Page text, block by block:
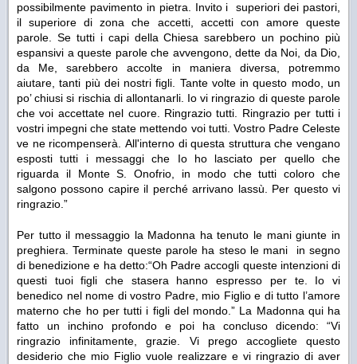
possibilmente pavimento in pietra. Invito i superiori dei pastori,
il superiore di zona che accetti, accetti con amore queste
parole. Se tutti i capi della Chiesa sarebbero un pochino più
espansivi a queste parole che avvengono, dette da Noi, da Dio,
da Me, sarebbero accolte in maniera diversa, potremmo
aiutare, tanti più dei nostri figli. Tante volte in questo modo, un
po’ chiusi si rischia di allontanarli. Io vi ringrazio di queste parole
che voi accettate nel cuore. Ringrazio tutti. Ringrazio per tutti i
vostri impegni che state mettendo voi tutti. Vostro Padre Celeste
ve ne ricompenserà. All'interno di questa struttura che vengano
esposti tutti i messaggi che Io ho lasciato per quello che
riguarda il Monte S. Onofrio, in modo che tutti coloro che
salgono possono capire il perché arrivano lassù. Per questo vi
ringrazio.”
Per tutto il messaggio la Madonna ha tenuto le mani giunte in
preghiera. Terminate queste parole ha steso le mani in segno
di benedizione e ha detto:“Oh Padre accogli queste intenzioni di
questi tuoi figli che stasera hanno espresso per te. Io vi
benedico nel nome di vostro Padre, mio Figlio e di tutto l’amore
materno che ho per tutti i figli del mondo.” La Madonna qui ha
fatto un inchino profondo e poi ha concluso dicendo: “Vi
ringrazio infinitamente, grazie. Vi prego accogliete questo
desiderio che mio Figlio vuole realizzare e vi ringrazio di aver